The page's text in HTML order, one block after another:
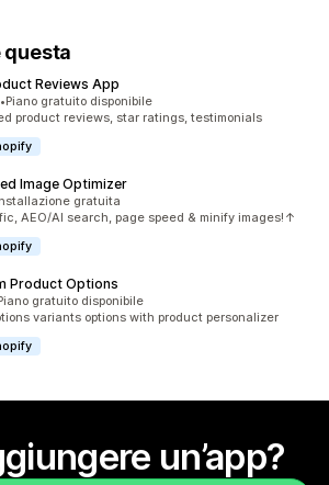
questa
Reviews App
totali
•Piano gratuito disponibile
product reviews, star ratings, testimonials
Image Optimizer
totali
gratuita
AEO/AI search, page speed & minify images!↑
Product Options
totaligratuito disponibile
variants options with product personalizer
un’app?